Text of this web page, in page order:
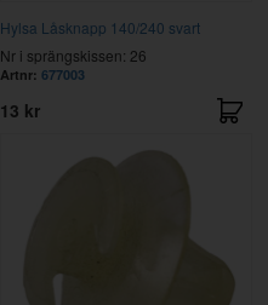
Hylsa Låsknapp 140/240 svart
Nr i sprängskissen: 26
Artnr: 677003
13 kr